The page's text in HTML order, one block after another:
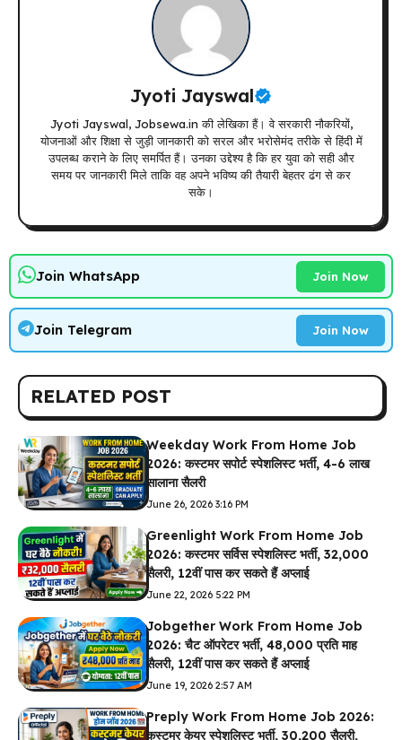
Jyoti Jayswal
Jyoti Jayswal, Jobsewa.in की लेखिका हैं। वे सरकारी नौकरियों,
योजनाओं और शिक्षा से जुड़ी जानकारी को सरल और भरोसेमंद तरीके से हिंदी में
उपलब्ध कराने के लिए समर्पित हैं। उनका उद्देश्य है कि हर युवा को सही और
समय पर जानकारी मिले ताकि वह अपने भविष्य की तैयारी बेहतर ढंग से कर
सके।
Join WhatsApp Join Now
Join Telegram Join Now
RELATED POST
Weekday Work From Home Job
2026: कस्टमर सपोर्ट स्पेशलिस्ट भर्ती, 4-6 लाख
सालाना सैलरी
June 26, 2026 3:16 PM
Greenlight Work From Home Job
2026: कस्टमर सर्विस स्पेशलिस्ट भर्ती, ₹32,000
सैलरी, 12वीं पास कर सकते हैं अप्लाई
June 22, 2026 5:22 PM
Jobgether Work From Home Job
2026: चैट ऑपरेटर भर्ती, ₹48,000 प्रति माह
सैलरी, 12वीं पास कर सकते हैं अप्लाई
June 19, 2026 2:57 AM
Preply Work From Home Job 2026:
कस्टमर केयर स्पेशलिस्ट भर्ती, ₹30,200 सैलरी,